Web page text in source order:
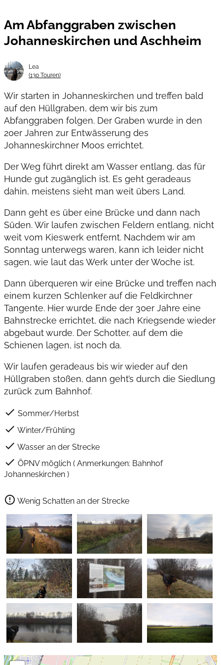
Am Abfanggraben zwischen
Johanneskirchen und Aschheim
Lea
(130 Touren)
Wir starten in Johanneskirchen und treffen bald
auf den Hüllgraben, dem wir bis zum
Abfanggraben folgen. Der Graben wurde in den
20er Jahren zur Entwässerung des
Johanneskirchner Moos errichtet.
Der Weg führt direkt am Wasser entlang, das für
Hunde gut zugänglich ist. Es geht geradeaus
dahin, meistens sieht man weit übers Land.
Dann geht es über eine Brücke und dann nach
Süden. Wir laufen zwischen Feldern entlang, nicht
weit vom Kieswerk entfernt. Nachdem wir am
Sonntag unterwegs waren, kann ich leider nicht
sagen, wie laut das Werk unter der Woche ist.
Dann überqueren wir eine Brücke und treffen nach
einem kurzen Schlenker auf die Feldkirchner
Tangente. Hier wurde Ende der 30er Jahre eine
Bahnstrecke errichtet, die nach Kriegsende wieder
abgebaut wurde. Der Schotter, auf dem die
Schienen lagen, ist noch da.
Wir laufen geradeaus bis wir wieder auf den
Hüllgraben stoßen, dann geht’s durch die Siedlung
zurück zum Bahnhof.
check Sommer/Herbst
check Winter/Frühling
check Wasser an der Strecke
check ÖPNV möglich ( Anmerkungen: Bahnhof
Johanneskirchen )
error_outline Wenig Schatten an der Strecke